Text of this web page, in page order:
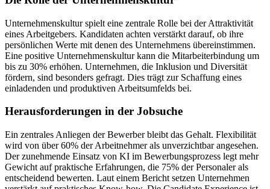
Unternehmenskultur spielt eine zentrale Rolle bei der Attraktivität
eines Arbeitgebers. Kandidaten achten verstärkt darauf, ob ihre
persönlichen Werte mit denen des Unternehmens übereinstimmen.
Eine positive Unternehmenskultur kann die Mitarbeiterbindung um
bis zu 30% erhöhen. Unternehmen, die Inklusion und Diversität
fördern, sind besonders gefragt. Dies trägt zur Schaffung eines
einladenden und produktiven Arbeitsumfelds bei.
Herausforderungen in der Jobsuche
Ein zentrales Anliegen der Bewerber bleibt das Gehalt. Flexibilität
wird von über 60% der Arbeitnehmer als unverzichtbar angesehen.
Der zunehmende Einsatz von KI im Bewerbungsprozess legt mehr
Gewicht auf praktische Erfahrungen, die 75% der Personaler als
entscheidend bewerten. Laut einem Bericht setzen Unternehmen